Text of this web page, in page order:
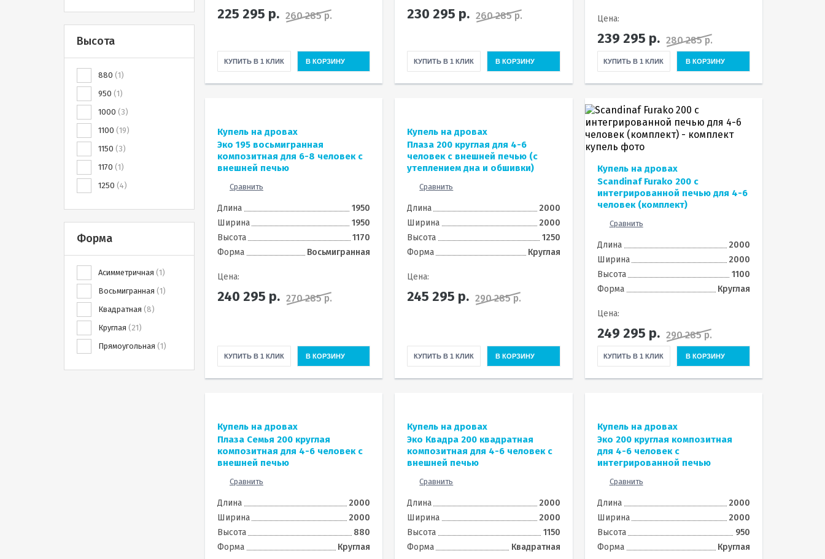
Высота
880 1
950 1
1000
3
1100 19
1150
3
1170 1
1250 4
Форма
Асимметричная 1
Восьмигранная 1
Квадратная
8
Круглая 21
Прямоугольная 1
225 295 р. 260 285 р.
КУПИТЬ В 1 КЛИК В КОРЗИНУ
230 295 р. 260 285 р.
КУПИТЬ В 1 КЛИК В КОРЗИНУ
Цена:
239 295 р. 280 285 р.
КУПИТЬ В 1 КЛИК В КОРЗИНУ
Купель на дровах
Эко 195 восьмигранная
композитная для 6-8 человек с
внешней печью
Сравнить
Длина
1950
Ширина
1950
Высота
1170
Форма
Восьмигранная
Цена:
240 295 р. 270 285 р.
КУПИТЬ В 1 КЛИК В КОРЗИНУ
Купель на дровах
Плаза 200 круглая для 4-6
человек с внешней печью (с
утеплением дна и обшивки)
Сравнить
Длина
2000
Ширина
2000
Высота
1250
Форма
Круглая
Цена:
245 295 р. 290 285 р.
КУПИТЬ В 1 КЛИК В КОРЗИНУ
Купель на дровах
Scandinaf Furako 200 с
интегрированной печью для 4-6
человек (комплект)
Сравнить
Длина
2000
Ширина
2000
Высота
1100
Форма
Круглая
Цена:
249 295 р. 290 285 р.
КУПИТЬ В 1 КЛИК В КОРЗИНУ
Купель на дровах
Плаза Семья 200 круглая
композитная для 4-6 человек с
внешней печью
Сравнить
Длина
2000
Ширина
2000
Высота
880
Форма
Круглая
Купель на дровах
Эко Квадра 200 квадратная
композитная для 4-6 человек с
внешней печью
Сравнить
Длина
2000
Ширина
2000
Высота
1150
Форма
Квадратная
Купель на дровах
Эко 200 круглая композитная
для 4-6 человек с
интегрированной печью
Сравнить
Длина
2000
Ширина
2000
Высота
950
Форма
Круглая